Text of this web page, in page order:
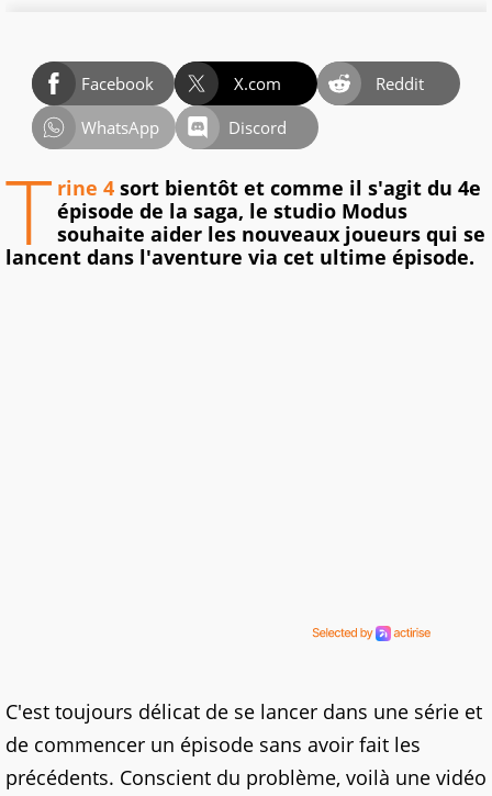
Facebook X.com
Reddit
WhatsApp
Discord
T rine 4 sort bientôt et comme il s'agit du 4e
épisode de la saga, le studio Modus
souhaite aider les nouveaux joueurs qui se
lancent dans l'aventure via cet ultime épisode.
C'est toujours délicat de se lancer dans une série et
de commencer un épisode sans avoir fait les
précédents. Conscient du problème, voilà une vidéo